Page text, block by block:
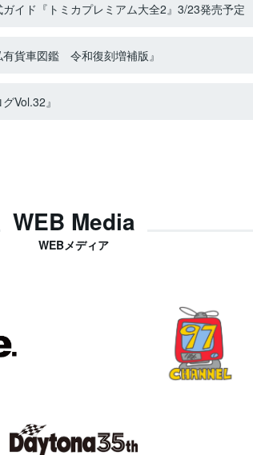
イド『トミカプレミアム大全2』3/23発売予定
有貨車図鑑 令和復刻増補版』
Vol.32』
WEB Media
WEBメディア